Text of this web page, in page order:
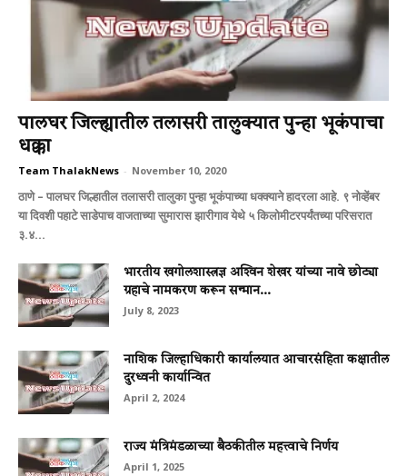
पालघर जिल्ह्यातील तलासरी तालुक्यात पुन्हा भूकंपाचा
धक्का
Team ThalakNews - November 10, 2020
ठाणे – पालघर जिल्हातील तलासरी तालुका पुन्हा भूकंपाच्या धक्क्याने हादरला आहे. ९ नोव्हेंबर
या दिवशी पहाटे साडेपाच वाजताच्या सुमारास झारीगाव येथे ५ किलोमीटरपर्यंतच्या परिसरात
३.४...
भारतीय खगोलशास्त्रज्ञ अश्‍विन शेखर यांच्या नावे छोट्या
ग्रहाचे नामकरण करून सन्मान...
July 8, 2023
नाशिक जिल्हाधिकारी कार्यालयात आचारसंहिता कक्षातील
दुरध्वनी कार्यान्वित
April 2, 2024
राज्य मंत्रिमंडळाच्या बैठकीतील महत्त्वाचे निर्णय
April 1, 2025